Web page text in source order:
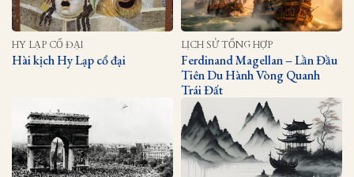
HY LẠP CỔ ĐẠI
Hài kịch Hy Lạp cổ đại
LỊCH SỬ TỔNG HỢP
Ferdinand Magellan – Lần Đầu
Tiên Du Hành Vòng Quanh
Trái Đất